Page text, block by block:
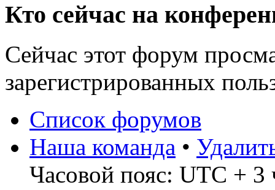
Кто сейчас на
Сейчас этот форум
зарегистрированных
Список форумов
Наша команда •
Часовой пояс: UTC + 3